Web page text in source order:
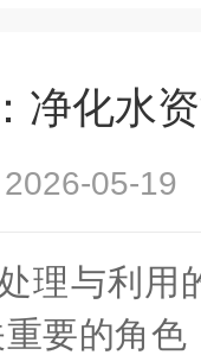
净化水
2026-05-
与利用
要的角